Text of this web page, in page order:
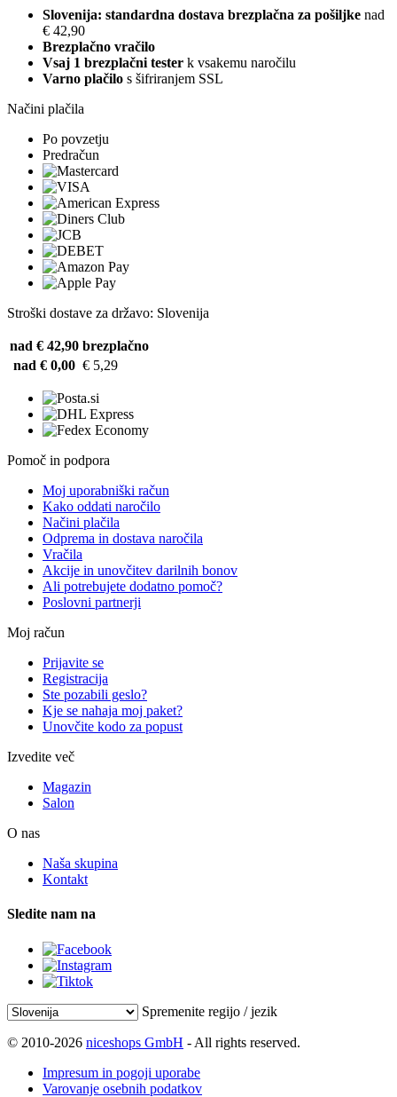
Slovenija: standardna dostava brezplačna za pošiljke nad
€ 42,90
Brezplačno vračilo
Vsaj 1 brezplačni tester k vsakemu naročilu
Varno plačilo s šifriranjem SSL
Načini plačila
Po povzetju
Predračun
Stroški dostave za državo: Slovenija
nad € 42,90 brezplačno
nad € 0,00 € 5,29
Pomoč in podpora
Moj uporabniški račun
Kako oddati naročilo
Načini plačila
Odprema in dostava naročila
Vračila
Akcije in unovčitev darilnih bonov
Ali potrebujete dodatno pomoč?
Poslovni partnerji
Moj račun
Prijavite se
Registracija
Ste pozabili geslo?
Kje se nahaja moj paket?
Unovčite kodo za popust
Izvedite več
Magazin
Salon
O nas
Naša skupina
Kontakt
Sledite nam na
Spremenite regijo / jezik
© 2010-2026 niceshops GmbH - All rights reserved.
Impresum in pogoji uporabe
Varovanje osebnih podatkov